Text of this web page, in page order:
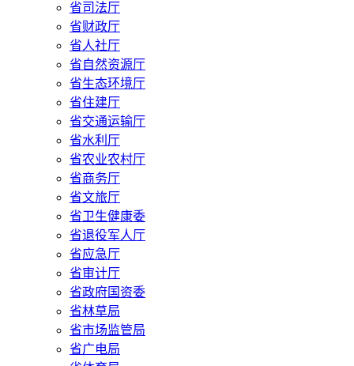
省司法厅
省财政厅
省人社厅
省自然资源厅
省生态环境厅
省住建厅
省交通运输厅
省水利厅
省农业农村厅
省商务厅
省文旅厅
省卫生健康委
省退役军人厅
省应急厅
省审计厅
省政府国资委
省林草局
省市场监管局
省广电局